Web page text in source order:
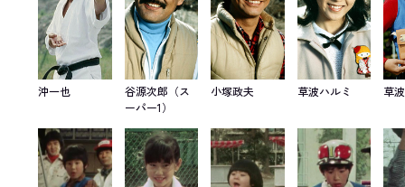
沖一也
谷源次郎（ス
ーパー1）
小塚政夫 草波ハルミ 草